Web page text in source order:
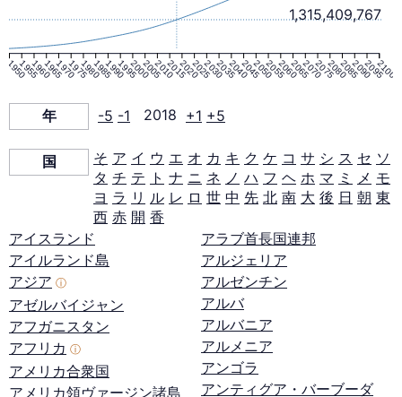
ッ
ド
2018
年
1950195519601965197019751980198519901995200020052010201520202025203020352040204520502055206020652070207520802085209020952100
1,315,409,767
年 -5 -1 2018 +1 +5
国 そ ア イ ウ エ オ カ キ ク ケ コ サ シ ス セ ソ
タ チ テ ト ナ ニ ネ ノ ハ フ ヘ ホ マ ミ メ モ
ヨ ラ リ ル レ ロ 世 中 先 北 南 大 後 日 朝 東
西 赤 開 香
アイスランド
アイルランド島
アジア ⓘ
アゼルバイジャン
アフガニスタン
アフリカ ⓘ
アメリカ合衆国
アメリカ領ヴァージン諸島
アラブ首長国連邦
アルジェリア
アルゼンチン
アルバ
アルバニア
アルメニア
アンゴラ
アンティグア・バーブーダ